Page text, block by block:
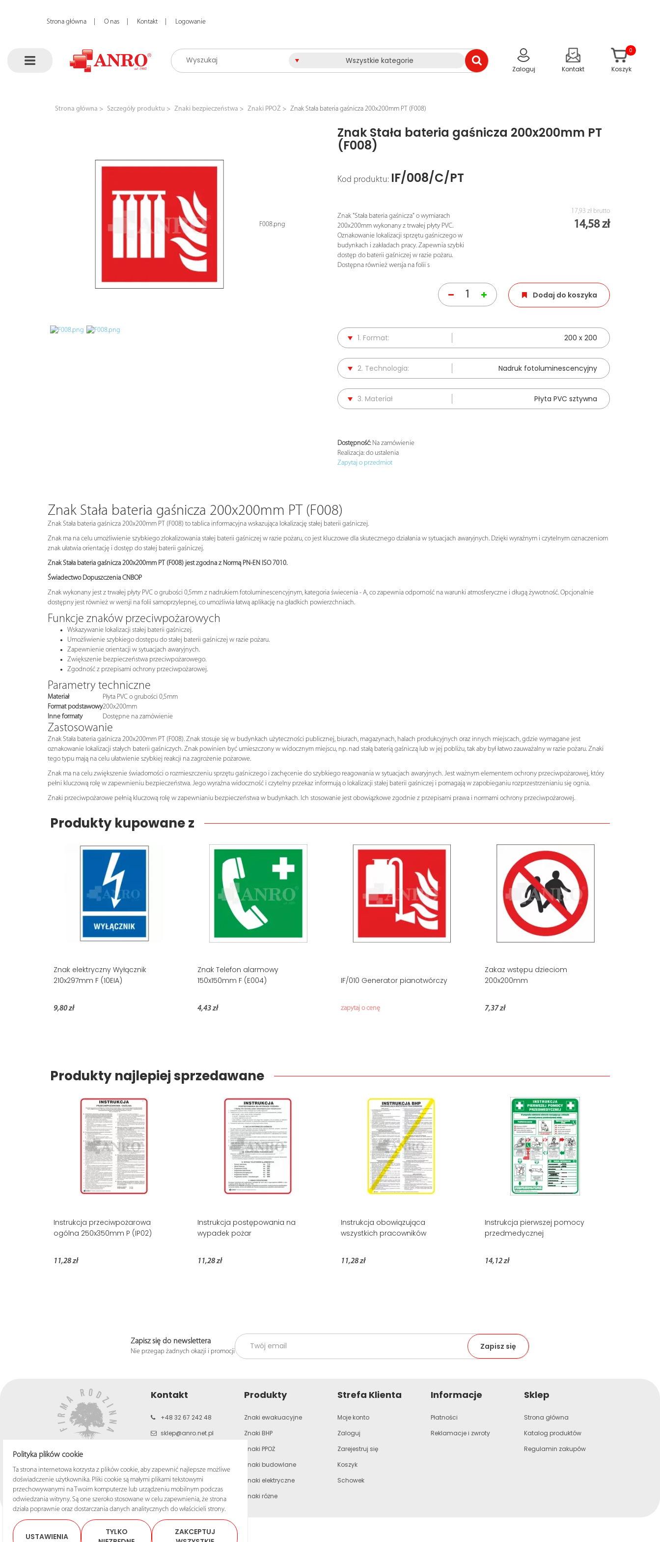
Strona główna O nas Kontakt Logowanie
Wszystkie kategorie
Zaloguj Kontakt Koszyk
0
Strona główna Szczegóły produktu Znaki bezpieczeństwa Znaki PPOŻ Znak Stała bateria gaśnicza 200x200mm PT (F008)
F008.png
Znak Stała bateria gaśnicza 200x200mm PT
(F008)
Kod produktu: IF/008/C/PT
Znak "Stała bateria gaśnicza" o wymiarach
200x200mm wykonany z trwałej płyty PVC.
Oznakowanie lokalizacji sprzętu gaśniczego w
budynkach i zakładach pracy. Zapewnia szybki
dostęp do baterii gaśniczej w razie pożaru.
Dostępna również wersja na folii s
17,93 zł brutto
14,58 zł
Dodaj do koszyka
1. Format: 200 x 200
2. Technologia: Nadruk fotoluminescencyjny
3. Materiał Płyta PVC sztywna
Dostępność:Na zamówienie
Realizacja: do ustalenia
Zapytaj o przedmiot
Znak Stała bateria gaśnicza 200x200mm PT (F008)
Znak Stała bateria gaśnicza 200x200mm PT (F008) to tablica informacyjna wskazująca lokalizację stałej baterii gaśniczej.
Znak ma na celu umożliwienie szybkiego zlokalizowania stałej baterii gaśniczej w razie pożaru, co jest kluczowe dla skutecznego działania w sytuacjach awaryjnych. Dzięki wyraźnym i czytelnym oznaczeniom
znak ułatwia orientację i dostęp do stałej baterii gaśniczej.
Znak Stała bateria gaśnicza 200x200mm PT (F008) jest zgodna z Normą PN-EN ISO 7010.
Świadectwo Dopuszczenia CNBOP
Znak wykonany jest z trwałej płyty PVC o grubości 0,5mm z nadrukiem fotoluminescencyjnym, kategoria świecenia - A, co zapewnia odporność na warunki atmosferyczne i długą żywotność. Opcjonalnie
dostępny jest również w wersji na folii samoprzylepnej, co umożliwia łatwą aplikację na gładkich powierzchniach.
Funkcje znaków przeciwpożarowych
Wskazywanie lokalizacji stałej baterii gaśniczej.
Umożliwienie szybkiego dostępu do stałej baterii gaśniczej w razie pożaru.
Zapewnienie orientacji w sytuacjach awaryjnych.
Zwiększenie bezpieczeństwa przeciwpożarowego.
Zgodność z przepisami ochrony przeciwpożarowej.
Parametry techniczne
Materiał
Płyta PVC o grubości 0,5mm
Format podstawowy200x200mm
Inne formaty
Dostępne na zamówienie
Zastosowanie
Znak Stała bateria gaśnicza 200x200mm PT (F008). Znak stosuje się w budynkach użyteczności publicznej, biurach, magazynach, halach produkcyjnych oraz innych miejscach, gdzie wymagane jest
oznakowanie lokalizacji stałych baterii gaśniczych. Znak powinien być umieszczony w widocznym miejscu, np. nad stałą baterią gaśniczą lub w jej pobliżu, tak aby był łatwo zauważalny w razie pożaru. Znaki
tego typu mają na celu ułatwienie szybkiej reakcji na zagrożenie pożarowe.
Znak ma na celu zwiększenie świadomości o rozmieszczeniu sprzętu gaśniczego i zachęcenie do szybkiego reagowania w sytuacjach awaryjnych. Jest ważnym elementem ochrony przeciwpożarowej, który
pełni kluczową rolę w zapewnieniu bezpieczeństwa. Jego wyraźna widoczność i czytelny przekaz informują o lokalizacji stałej baterii gaśniczej i pomagają w zapobieganiu rozprzestrzenianiu się ognia.
Znaki przeciwpożarowe pełnią kluczową rolę w zapewnianiu bezpieczeństwa w budynkach. Ich stosowanie jest obowiązkowe zgodnie z przepisami prawa i normami ochrony przeciwpożarowej.
Produkty kupowane z
Znak elektryczny Wyłącznik
210x297mm F (10EIA)
9,80 zł
Znak Telefon alarmowy
150x150mm F (E004)
4,43 zł
IF/010 Generator pianotwórczy
zapytaj o cenę
Zakaz wstępu dzieciom
200x200mm
7,37 zł
Produkty najlepiej sprzedawane
Instrukcja przeciwpożarowa
ogólna 250x350mm P (IP02)
11,28 zł
Instrukcja postępowania na
wypadek pożar
11,28 zł
Instrukcja obowiązująca
wszystkich pracowników
11,28 zł
Instrukcja pierwszej pomocy
przedmedycznej
14,12 zł
Zapisz się do newslettera
Nie przegap żadnych okazji i promocji
Kontakt
+48 32 67 242 48
sklep@anro.net.pl
Produkty
Znaki ewakuacyjne
Znaki BHP
Znaki PPOŻ
Znaki budowlane
Znaki elektryczne
Znaki różne
Strefa Klienta
Moje konto
Zaloguj
Zarejestruj się
Koszyk
Schowek
Informacje
Płatności
Reklamacje i zwroty
Sklep
Strona główna
Katalog produktów
Regulamin zakupów
Polityka plików cookie
Ta strona internetowa korzysta z plików cookie, aby zapewnić najlepsze możliwe
doświadczenie użytkownika. Pliki cookie są małymi plikami tekstowymi
przechowywanymi na Twoim komputerze lub urządzeniu mobilnym podczas
odwiedzania witryny. Są one szeroko stosowane w celu zapewnienia, że strona
działa poprawnie oraz dostarczania danych analitycznych do właścicieli strony.
USTAWIENIA
TYLKO
ZAKCEPTUJ